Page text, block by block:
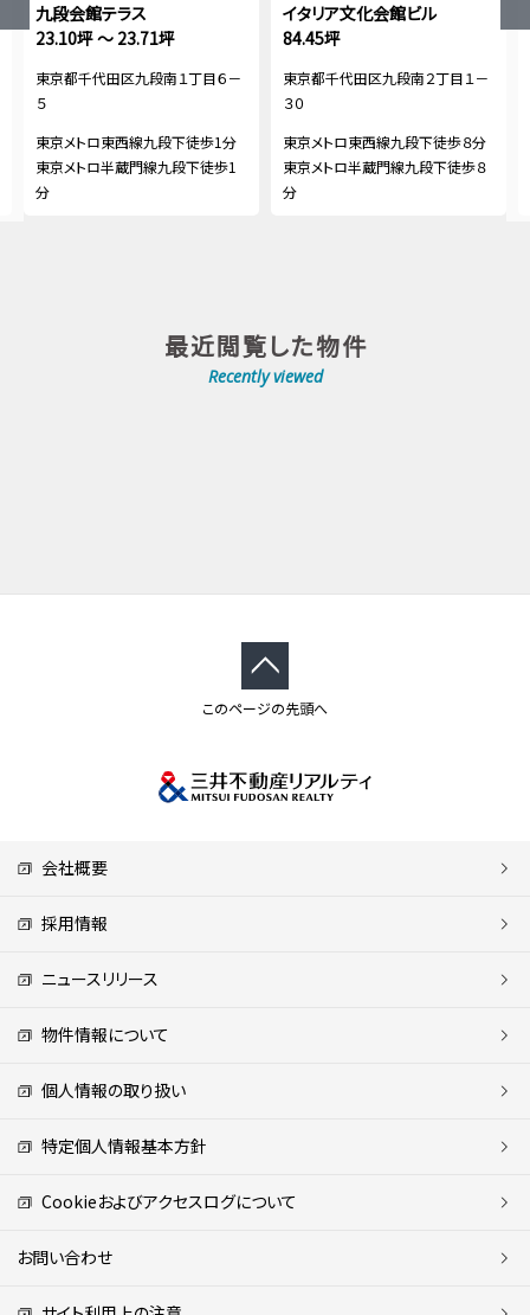
九段会館テラス
23.10坪 ～ 23.71坪
東京都千代田区九段南１丁目６－
５
東京メトロ東西線九段下徒歩1分
東京メトロ半蔵門線九段下徒歩1
分
イタリア文化会館ビル
84.45坪
東京都千代田区九段南２丁目１－
３０
東京メトロ東西線九段下徒歩８分
東京メトロ半蔵門線九段下徒歩８
分
最近閲覧した物件
Recently viewed
このページの先頭へ
会社概要
採用情報
ニュースリリース
物件情報について
個人情報の取り扱い
特定個人情報基本方針
Cookieおよびアクセスログについて
お問い合わせ